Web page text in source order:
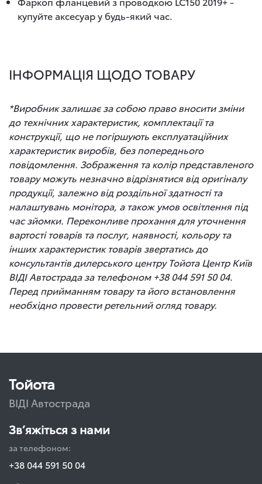
купуйте аксесуар у будь-який час.
ІНФОРМАЦІЯ ЩОДО ТОВАРУ
*Виробник залишає за собою право вносити зміни
до технічних характеристик, комплектації та
конструкції, що не погіршують експлуатаційних
характеристик виробів, без попереднього
повідомлення. Зображення та колір представленого
товару можуть незначно відрізнятися від оригіналу
продукції, залежно від роздільної здатності та
налаштувань монітора, а також умов освітлення під
час зйомки. Переконливе прохання для уточнення
вартості товарів та послуг, наявності, кольору та
інших характеристик товарів звертатись до
консультантів дилерського центру Тойота Центр Київ
ВІДІ Автострада за телефоном +38 044 591 50 04.
Перед прийманням товару та його встановлення
необхідно провести ретельний огляд товару.
Тойота
ВІДІ Автострада
Зв’яжіться з нами
за телефоном:
+38 044 591 50 04